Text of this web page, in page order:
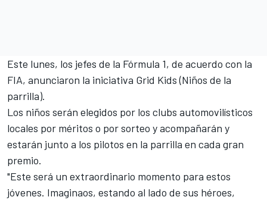
Este lunes, los jefes de la Fórmula 1, de acuerdo con la
FIA, anunciaron la iniciativa Grid Kids (Niños de la
parrilla).
Los niños serán elegidos por los clubs automovilísticos
locales por méritos o por sorteo y acompañarán y
estarán junto a los pilotos en la parrilla en cada gran
premio.
"Este será un extraordinario momento para estos
jóvenes. Imaginaos, estando al lado de sus héroes,